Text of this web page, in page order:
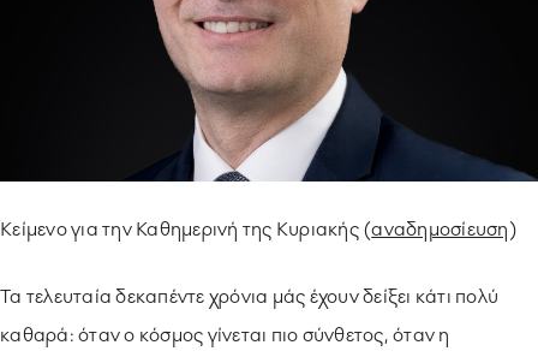
ΚΟΙΝΩΝΙA
Κείμενο για την Καθημερινή της Κυριακής (αναδημοσίευση)
Τα τελευταία δεκαπέντε χρόνια μάς έχουν δείξει κάτι πολύ
καθαρά: όταν ο κόσμος γίνεται πιο σύνθετος, όταν η